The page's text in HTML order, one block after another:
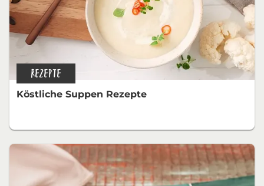
REZEPTE
Köstliche Suppen Rezepte